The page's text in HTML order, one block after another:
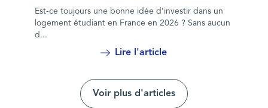
Est-ce toujours une bonne idée d’investir dans un
logement étudiant en France en 2026 ? Sans aucun
d...
Lire l'article
Voir plus d'articles